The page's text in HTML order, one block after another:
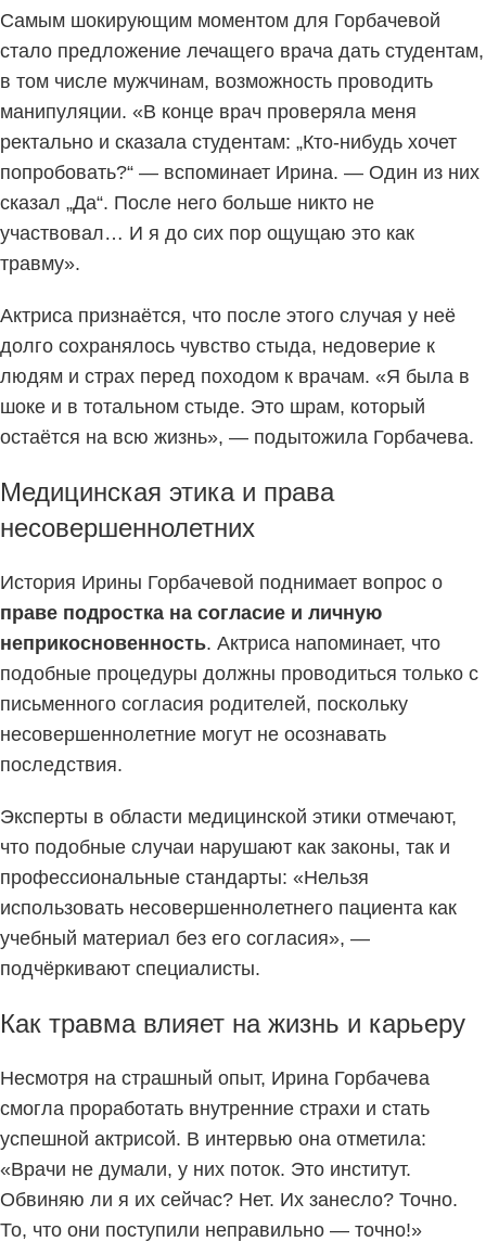
Самым шокирующим моментом для Горбачевой
стало предложение лечащего врача дать студентам,
в том числе мужчинам, возможность проводить
манипуляции. «В конце врач проверяла меня
ректально и сказала студентам: „Кто-нибудь хочет
попробовать?“ — вспоминает Ирина. — Один из них
сказал „Да“. После него больше никто не
участвовал… И я до сих пор ощущаю это как
травму».
Актриса признаётся, что после этого случая у неё
долго сохранялось чувство стыда, недоверие к
людям и страх перед походом к врачам. «Я была в
шоке и в тотальном стыде. Это шрам, который
остаётся на всю жизнь», — подытожила Горбачева.
Медицинская этика и права
несовершеннолетних
История Ирины Горбачевой поднимает вопрос о
праве подростка на согласие и личную
неприкосновенность. Актриса напоминает, что
подобные процедуры должны проводиться только с
письменного согласия родителей, поскольку
несовершеннолетние могут не осознавать
последствия.
Эксперты в области медицинской этики отмечают,
что подобные случаи нарушают как законы, так и
профессиональные стандарты: «Нельзя
использовать несовершеннолетнего пациента как
учебный материал без его согласия», —
подчёркивают специалисты.
Как травма влияет на жизнь и карьеру
Несмотря на страшный опыт, Ирина Горбачева
смогла проработать внутренние страхи и стать
успешной актрисой. В интервью она отметила:
«Врачи не думали, у них поток. Это институт.
Обвиняю ли я их сейчас? Нет. Их занесло? Точно.
То, что они поступили неправильно — точно!»